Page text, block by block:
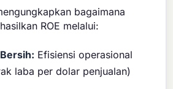
bagaimana
ROE melalui:
Efisiensi operasional
laba per dolar penjualan)